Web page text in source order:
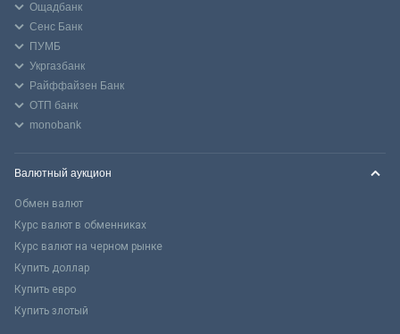
Ощадбанк
Сенс Банк
ПУМБ
Укргазбанк
Райффайзен Банк
ОТП банк
monobank
Валютный аукцион
Обмен валют
Курс валют в обменниках
Курс валют на черном рынке
Купить доллар
Купить евро
Купить злотый